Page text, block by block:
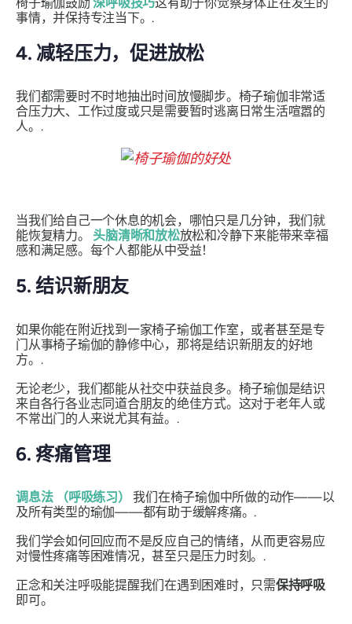
事情，并保持专注当下。.
4. 减轻压力，促进放松
我们都需要时不时地抽出时间放慢脚步。椅子瑜伽非常适
合压力大、工作过度或只是需要暂时逃离日常生活喧嚣的
人。.
当我们给自己一个休息的机会，哪怕只是几分钟，我们就
能恢复精力。 头脑清晰和放松放松和冷静下来能带来幸福
感和满足感。每个人都能从中受益！
5. 结识新朋友
如果你能在附近找到一家椅子瑜伽工作室，或者甚至是专
门从事椅子瑜伽的静修中心，那将是结识新朋友的好地
方。.
无论老少，我们都能从社交中获益良多。椅子瑜伽是结识
来自各行各业志同道合朋友的绝佳方式。这对于老年人或
不常出门的人来说尤其有益。.
6. 疼痛管理
调息法 （呼吸练习）
我们在椅子瑜伽中所做的动作——以
及所有类型的瑜伽——都有助于缓解疼痛。.
我们学会如何回应而不是反应自己的情绪，从而更容易应
对慢性疼痛等困难情况，甚至只是压力时刻。.
正念和关注呼吸能提醒我们在遇到困难时，只需保持呼吸
即可。